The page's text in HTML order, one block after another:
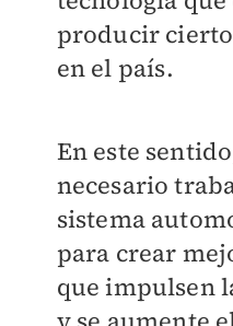
producir
en el país.
En este
necesario
sistema
para crear
que impulsen